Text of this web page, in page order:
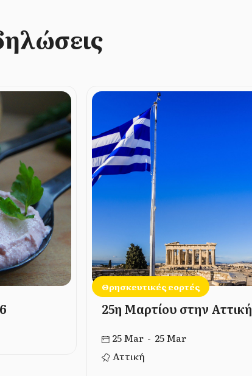
Θρησκευτικές εορτές
25η Μαρτίου στην Αττική
25 Mar - 25 Mar
Αττική